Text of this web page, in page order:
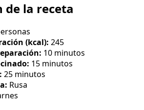
la receta
(kcal): 245
10 minutos
15 minutos
25 minutos
Rusa